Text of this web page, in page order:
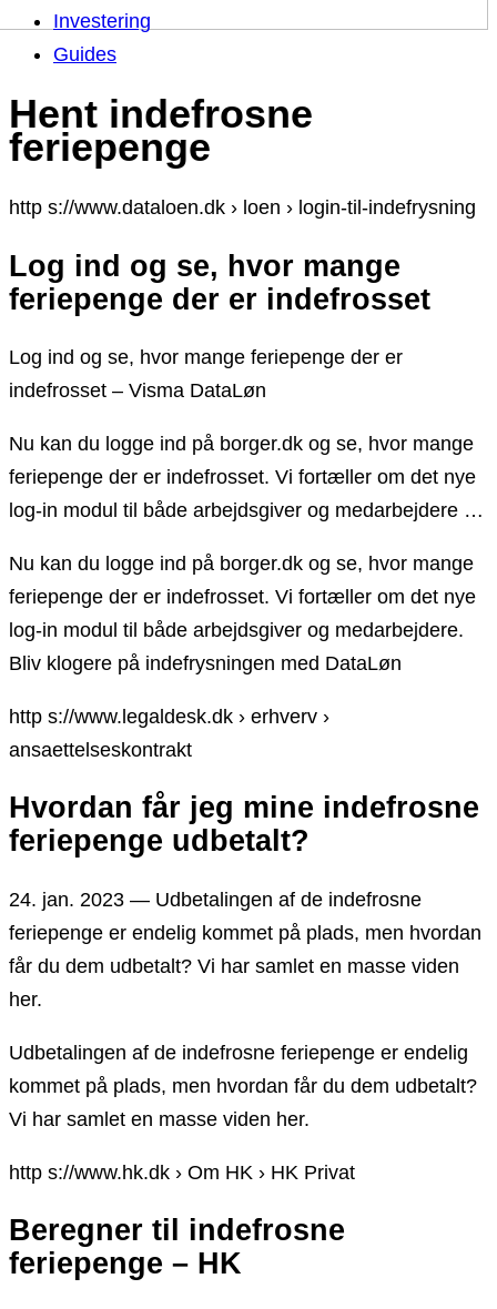
Investering
Guides
Hent indefrosne
feriepenge
http s://www.dataloen.dk › loen › login-til-indefrysning
Log ind og se, hvor mange
feriepenge der er indefrosset
Log ind og se, hvor mange feriepenge der er
indefrosset – Visma DataLøn
Nu kan du logge ind på borger.dk og se, hvor mange
feriepenge der er indefrosset. Vi fortæller om det nye
log-in modul til både arbejdsgiver og medarbejdere …
Nu kan du logge ind på borger.dk og se, hvor mange
feriepenge der er indefrosset. Vi fortæller om det nye
log-in modul til både arbejdsgiver og medarbejdere.
Bliv klogere på indefrysningen med DataLøn
http s://www.legaldesk.dk › erhverv ›
ansaettelseskontrakt
Hvordan får jeg mine indefrosne
feriepenge udbetalt?
24. jan. 2023 — Udbetalingen af de indefrosne
feriepenge er endelig kommet på plads, men hvordan
får du dem udbetalt? Vi har samlet en masse viden
her.
Udbetalingen af de indefrosne feriepenge er endelig
kommet på plads, men hvordan får du dem udbetalt?
Vi har samlet en masse viden her.
http s://www.hk.dk › Om HK › HK Privat
Beregner til indefrosne
feriepenge – HK